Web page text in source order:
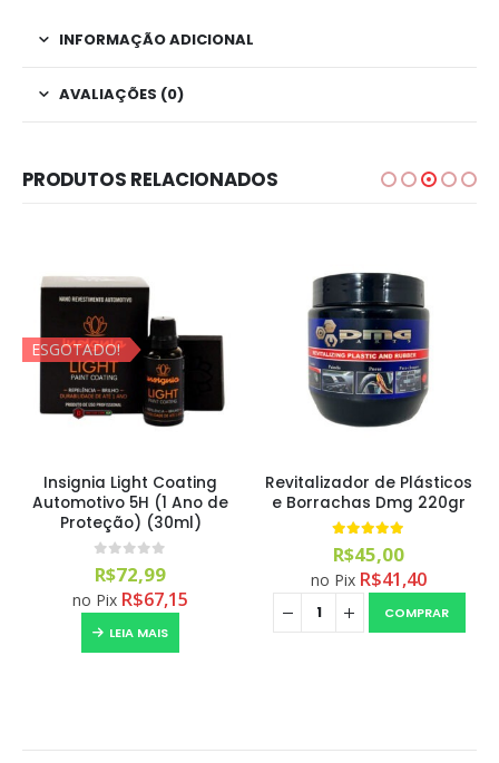
INFORMAÇÃO ADICIONAL
AVALIAÇÕES (0)
PRODUTOS RELACIONADOS
ESGOTADO!
Insignia Light Coating
Automotivo 5H (1 Ano de
Proteção) (30ml)
0 out of 5
R$72,99
no Pix R$67,15
LEIA MAIS
Revitalizador de Plásticos
e Borrachas Dmg 220gr
5.00out of 5
R$45,00
no Pix R$41,40
COMPRAR